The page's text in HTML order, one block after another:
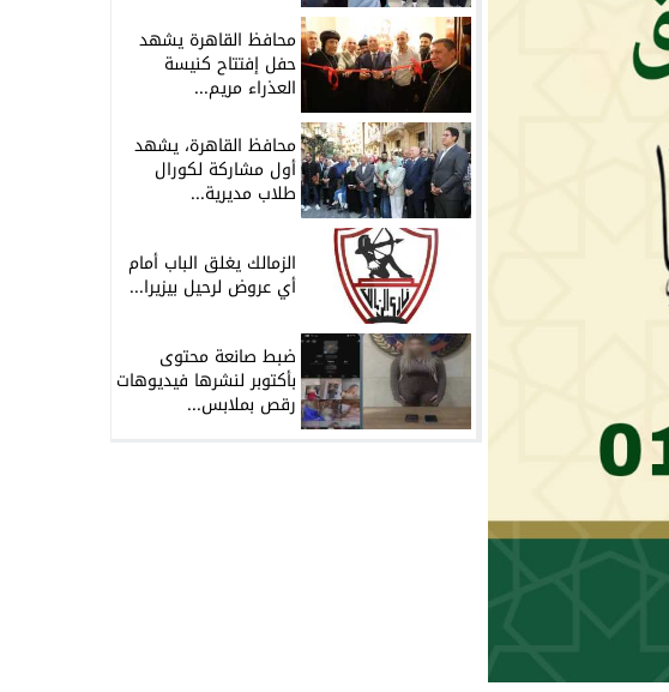
محافظ القاهرة يشهد
حفل إفتتاح كنيسة
العذراء مريم...
محافظ القاهرة، يشهد
أول مشاركة لكورال
طلاب مديرية...
الزمالك يغلق الباب أمام
أي عروض لرحيل بيزيرا...
ضبط صانعة محتوى
بأكتوبر لنشرها فيديوهات
رقص بملابس...